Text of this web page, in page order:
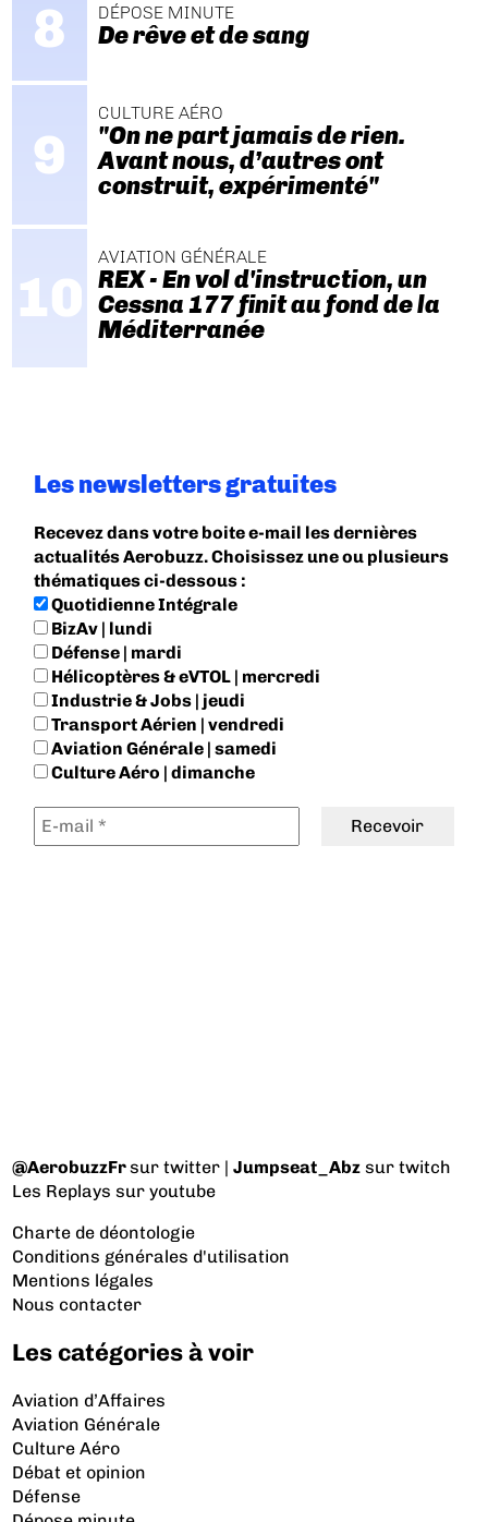
DÉPOSE MINUTE
De rêve et de sang
CULTURE AÉRO
"On ne part jamais de rien.
Avant nous, d’autres ont
construit, expérimenté"
AVIATION GÉNÉRALE
REX - En vol d'instruction, un
Cessna 177 finit au fond de la
Méditerranée
Les newsletters gratuites
Recevez dans votre boite e-mail les dernières
actualités Aerobuzz. Choisissez une ou plusieurs
thématiques ci-dessous :
Quotidienne Intégrale
BizAv | lundi
Défense | mardi
Hélicoptères & eVTOL | mercredi
Industrie & Jobs | jeudi
Transport Aérien | vendredi
Aviation Générale | samedi
Culture Aéro | dimanche
@AerobuzzFrsur twitter |Jumpseat_Abz sur twitch
Les Replays sur youtube
Charte de déontologie
Conditions générales d'utilisation
Mentions légales
Nous contacter
Les catégories à voir
Aviation d’Affaires
Aviation Générale
Culture Aéro
Débat et opinion
Défense